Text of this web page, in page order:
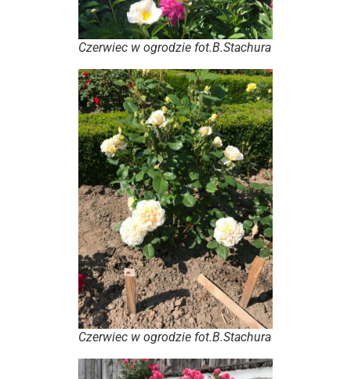
Czerwiec w ogrodzie fot.B.Stachura
Czerwiec w ogrodzie fot.B.Stachura